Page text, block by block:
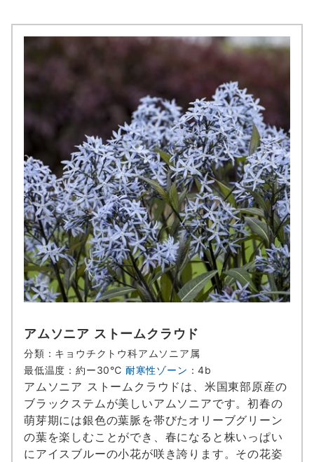
アムソニア ストームクラウド
分類：キョウチクトウ科アムソニア属
最低温度：約ー30℃ 耐寒性ゾーン ：4b
アムソニア ストームクラウドは、米国東部原産の
ブラックステムが美しいアムソニアです。初春の
萌芽期には銀色の葉脈を帯びたオリーブグリーン
の葉を楽しむことができ、春になると株いっぱい
にアイスブルーの小花が咲き誇ります。その花姿